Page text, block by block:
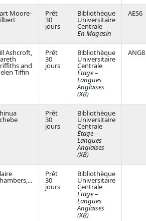
Moore- Prêt
30
jours
Bibliothèque
Universitaire
Centrale
En Magasin
AES6
Ashcroft,
and
Tiffin
Prêt
30
jours
Bibliothèque
Universitaire
Centrale
Étage –
Langues
Anglaises
(XB)
ANG8
Prêt
30
jours
Bibliothèque
Universitaire
Centrale
Étage –
Langues
Anglaises
(XB)
Prêt
30
jours
Bibliothèque
Universitaire
Centrale
Étage –
Langues
Anglaises
(XB)